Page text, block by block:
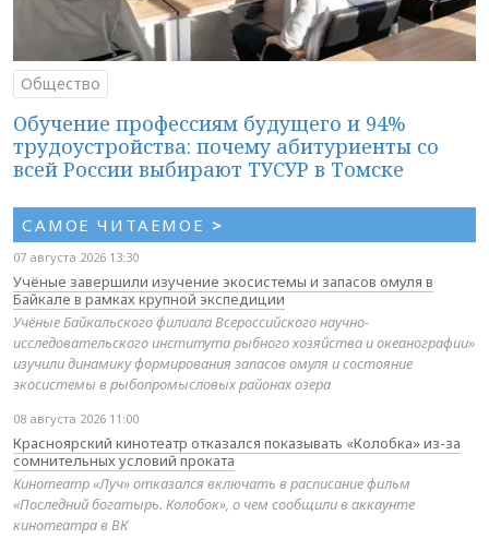
Общество
Обучение профессиям будущего и 94%
трудоустройства: почему абитуриенты со
всей России выбирают ТУСУР в Томске
САМОЕ ЧИТАЕМОЕ >
07 августа 2026 13:30
Учёные завершили изучение экосистемы и запасов омуля в
Байкале в рамках крупной экспедиции
Учёные Байкальского филиала Всероссийского научно-
исследовательского института рыбного хозяйства и океанографии»
изучили динамику формирования запасов омуля и состояние
экосистемы в рыбопромысловых районах озера
08 августа 2026 11:00
Красноярский кинотеатр отказался показывать «Колобка» из-за
сомнительных условий проката
Кинотеатр «Луч» отказался включать в расписание фильм
«Последний богатырь. Колобок», о чем сообщили в аккаунте
кинотеатра в ВК